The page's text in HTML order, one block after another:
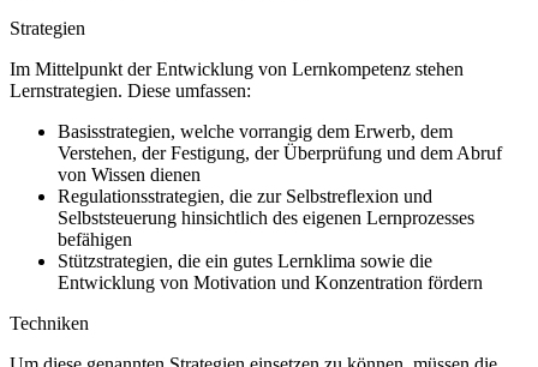
Strategien
Im Mittelpunkt der Entwicklung von Lernkompetenz stehen
Lernstrategien. Diese umfassen:
Basisstrategien, welche vorrangig dem Erwerb, dem
Verstehen, der Festigung, der Überprüfung und dem Abruf
von Wissen dienen
Regulationsstrategien, die zur Selbstreflexion und
Selbststeuerung hinsichtlich des eigenen Lernprozesses
befähigen
Stützstrategien, die ein gutes Lernklima sowie die
Entwicklung von Motivation und Konzentration fördern
Techniken